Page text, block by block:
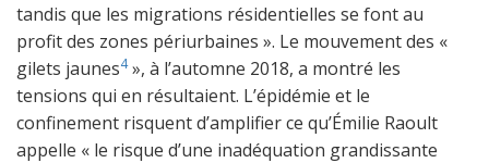
tandis que les migrations résidentielles se font au
profit des zones périurbaines ». Le mouvement des «
gilets jaunes4», à l’automne 2018, a montré les
tensions qui en résultaient. L’épidémie et le
confinement risquent d’amplifier ce qu’Émilie Raoult
appelle « le risque d’une inadéquation grandissante